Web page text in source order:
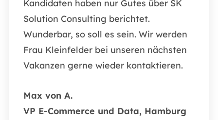
Kandidaten haben nur Gutes über SK
Solution Consulting berichtet.
Wunderbar, so soll es sein. Wir werden
Frau Kleinfelder bei unseren nächsten
Vakanzen gerne wieder kontaktieren.
Max von A.
VP E-Commerce und Data, Hamburg